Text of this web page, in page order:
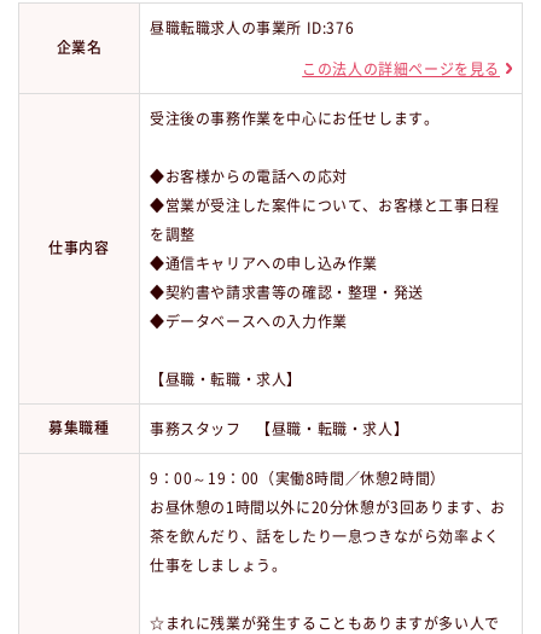
企業名
昼職転職求人の事業所 ID:376
この法人の詳細ページを見る
仕事内容
受注後の事務作業を中心にお任せします。
◆お客様からの電話への応対
◆営業が受注した案件について、お客様と工事日程
を調整
◆通信キャリアへの申し込み作業
◆契約書や請求書等の確認・整理・発送
◆データベースへの入力作業
【昼職・転職・求人】
募集職種 事務スタッフ 【昼職・転職・求人】
9：00～19：00（実働8時間／休憩2時間）
お昼休憩の1時間以外に20分休憩が3回あります、お
茶を飲んだり、話をしたり一息つきながら効率よく
仕事をしましょう。
☆まれに残業が発生することもありますが多い人で